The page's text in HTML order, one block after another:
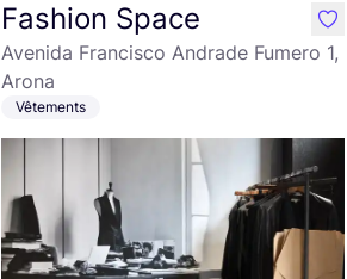
Fashion Space
Avenida Francisco Andrade Fumero 1,
Arona
Vêtements
like